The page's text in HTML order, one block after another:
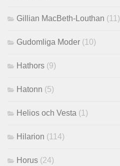
Gillian MacBeth-Louthan (11)
Gudomliga Moder (10)
Hathors (9)
Hatonn (5)
Helios och Vesta (1)
Hilarion (114)
Horus (24)